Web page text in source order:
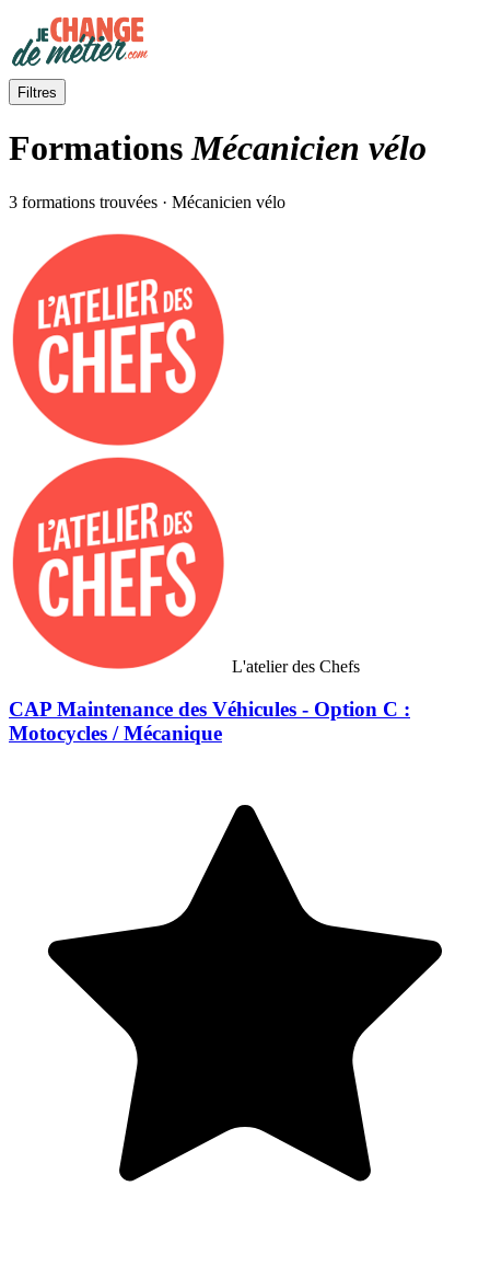
Filtres
FormationsMécanicien vélo
3 formations trouvées · Mécanicien vélo
L'atelier des Chefs
CAP Maintenance des Véhicules - Option C :
Motocycles / Mécanique